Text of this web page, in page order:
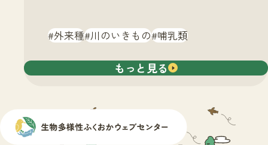
外来種 川のいきもの 哺乳類
もっと見る